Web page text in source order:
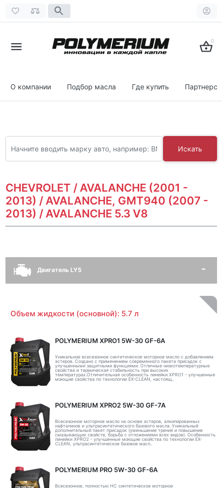
0
О компании Подбор масла Где купить
Искать
CHEVROLET / AVALANCHE (2001 -
2013) / AVALANCHE, GMT940 (2007 -
2013) / AVALANCHE 5.3 V8
Двигатель LY5
Объем жидкости (основной): 5.7 л
POLYMERIUM XPRO1 5W-30 GF-6A
Уникальное всесезонное синтетическое моторное масло с добавлением
эстеров. Создано с применением современного пакета присадок с
улучшенными защитными функциями. Отличные низкотемпературные
свойства и термическая стабильность при высоких
температурах.Отличительная особенность линейки XPRO1 - улучшенные
моющие свойства по технологии EX-CLEAN, настоящ..
POLYMERIUM XPRO2 5W-30 GF-7A
Всесезонное моторное масло на основе эстеров, алкилированных
нафталинов и ультрасинтетического базового масла. Уникальный
дополнительный пакет присадок (уменьшение трения и повышение
смазывающих свойств, борьба с отложениями всех видов). Особенность
линейки XPRO2 - улучшенные моющие свойства по технологии EX-
CLEAN, ультрасинтетическое базовое масл..
POLYMERIUM PRO 5W-30 GF-6A
Всесезонное, полностью HC синтетическое моторное